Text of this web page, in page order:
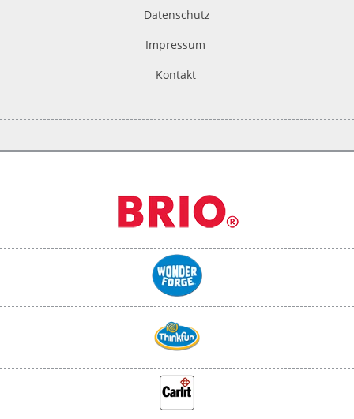
Datenschutz
Impressum
Kontakt